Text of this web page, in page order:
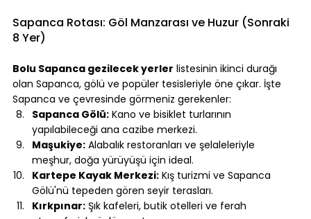
Sapanca Rotası: Göl Manzarası ve Huzur (Sonraki
8 Yer)
Bolu Sapanca gezilecek yerler listesinin ikinci durağı
olan Sapanca, gölü ve popüler tesisleriyle öne çıkar. İşte
Sapanca ve çevresinde görmeniz gerekenler:
Sapanca Gölü: Kano ve bisiklet turlarının
yapılabileceği ana cazibe merkezi.
Maşukiye: Alabalık restoranları ve şelaleleriyle
meşhur, doğa yürüyüşü için ideal.
Kartepe Kayak Merkezi: Kış turizmi ve Sapanca
Gölü'nü tepeden gören seyir terasları.
Kırkpınar: Şık kafeleri, butik otelleri ve ferah